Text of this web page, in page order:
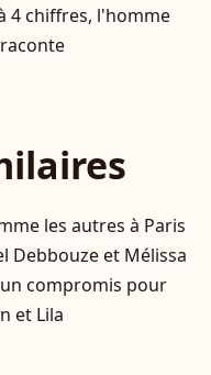
4 chiffres, l'homme
les autres à Paris
Debbouze et Mélissa
compromis pour
et Lila